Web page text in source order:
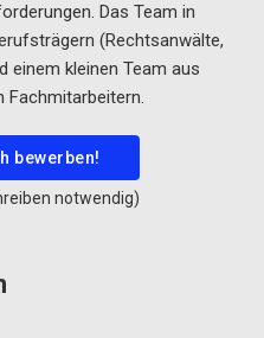
Das Team in
(Rechtsanwälte,
einem kleinen Team aus
Fachmitarbeitern.
bewerben!
notwendig)